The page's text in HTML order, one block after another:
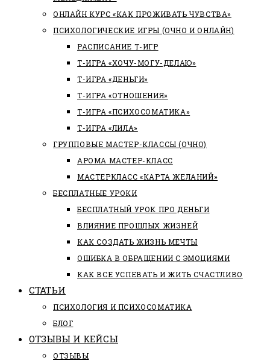
ОНЛАЙН КУРС «КАК ПРОЖИВАТЬ ЧУВСТВА»
ПСИХОЛОГИЧЕСКИЕ ИГРЫ (ОЧНО И ОНЛАЙН)
РАСПИСАНИЕ Т-ИГР
Т-ИГРА «ХОЧУ-МОГУ-ДЕЛАЮ»
Т-ИГРА «ДЕНЬГИ»
Т-ИГРА «ОТНОШЕНИЯ»
Т-ИГРА «ПСИХОСОМАТИКА»
Т-ИГРА «ЛИЛА»
ГРУППОВЫЕ МАСТЕР-КЛАССЫ (ОЧНО)
АРОМА МАСТЕР-КЛАСС
МАСТЕРКЛАСС «КАРТА ЖЕЛАНИЙ»
БЕСПЛАТНЫЕ УРОКИ
БЕСПЛАТНЫЙ УРОК ПРО ДЕНЬГИ
ВЛИЯНИЕ ПРОШЛЫХ ЖИЗНЕЙ
КАК СОЗДАТЬ ЖИЗНЬ МЕЧТЫ
ОШИБКА В ОБРАЩЕНИИ С ЭМОЦИЯМИ
КАК ВСЕ УСПЕВАТЬ И ЖИТЬ СЧАСТЛИВО
СТАТЬИ
ПCИХОЛОГИЯ И ПСИХОСОМАТИКА
БЛОГ
ОТЗЫВЫ И КЕЙСЫ
ОТЗЫВЫ